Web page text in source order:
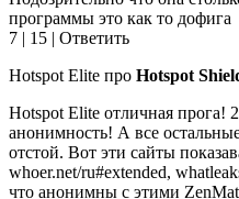
программы это как то дофига
7 | 15 | Ответить
Hotspot Elite про Hotspot
Hotspot Elite отличная прога!
анонимность! А все
отстой. Вот эти сайты
whoer.net/ru#extended,
что анонимны с этими